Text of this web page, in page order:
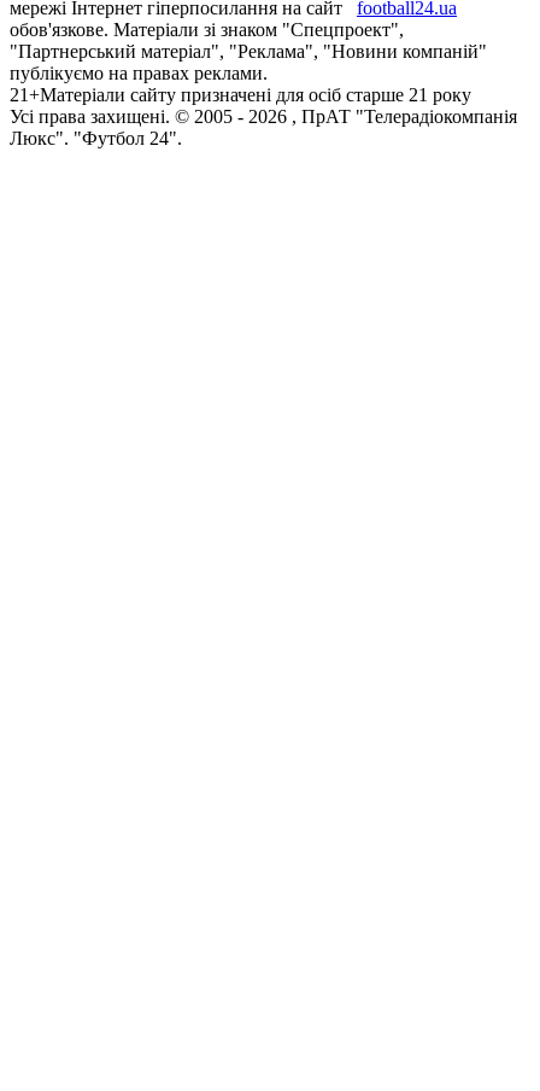
мережі Інтернет гіперпосилання на сайт
football24.ua
обов'язкове. Матеріали зі знаком "Спецпроект",
"Партнерський матеріал", "Реклама", "Новини компаній"
публікуємо на правах реклами.
21+Матеріали сайту призначені для осіб старше 21 року
Усi права захищенi. © 2005 - 2026 , ПрАТ "Телерадіокомпанія
Люкс". "Футбол 24".